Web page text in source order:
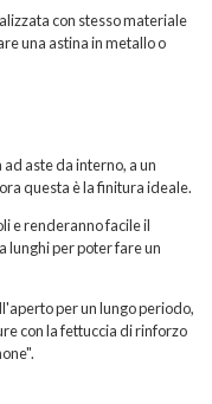
con stesso materiale
una astina in metallo o
aste da interno, a un
questa è la finitura ideale.
e renderanno facile il
lunghi per poter fare un
per un lungo periodo,
con la fettuccia di rinforzo